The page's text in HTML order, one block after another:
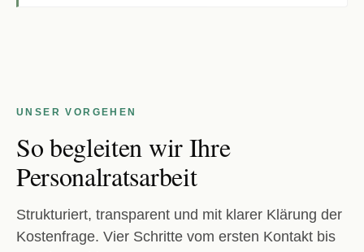
UNSER VORGEHEN
So begleiten wir Ihre
Personalratsarbeit
Strukturiert, transparent und mit klarer Klärung der
Kostenfrage. Vier Schritte vom ersten Kontakt bis